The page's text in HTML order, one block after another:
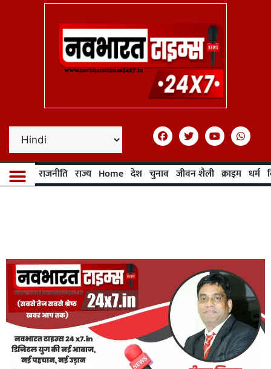
राजनीति राज्य Home देश चुनाव जीवन शैली क्राइम धर्म